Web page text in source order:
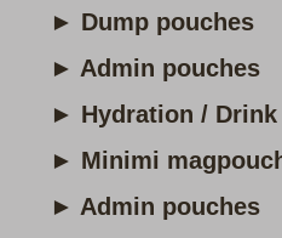
► Dump pouches
► Admin pouches
► Hydration / Drink
► Minimi
► Admin pouches